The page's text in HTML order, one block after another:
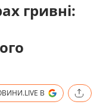
гривні:
В